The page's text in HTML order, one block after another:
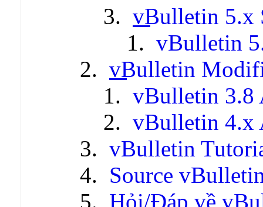
vBulletin 5.x
vBulletin
vBulletin
vBulletin 3.8
vBulletin 4.x
vBulletin
Source
Hỏi/Đáp về